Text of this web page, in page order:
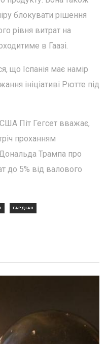
блокувати рішення
рівня витрат на
в Гаазі.
що Іспанія має намір
ініціативі Рютте під
Піт Гегсет вважає,
проханням
Трампа про
до 5% від валового
ГАРДІАН